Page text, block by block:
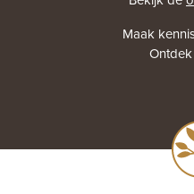
Maak
Ontdek